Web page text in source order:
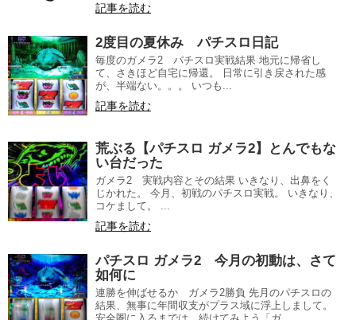
記事を読む
2度目の夏休み パチスロ日記
毎度のガメラ2 パチスロ実戦結果 地元に帰省し
て、さきほど自宅に帰還。 日常に引き戻された感
が、半端ない。。。 いつも...
記事を読む
荒ぶる【パチスロ ガメラ2】とんでもな
い台だった
ガメラ2 実戦内容とその結果 いきなり、出鼻をく
じかれた。 今月、初戦のパチスロ実戦。 いきなり、
コケまして。 ...
記事を読む
パチスロ ガメラ2 今月の初動は、さて
如何に
連勝を伸ばせるか ガメラ2勝負 先月のパチスロの
結果、無事に年間収支がプラス域に浮上しまして。